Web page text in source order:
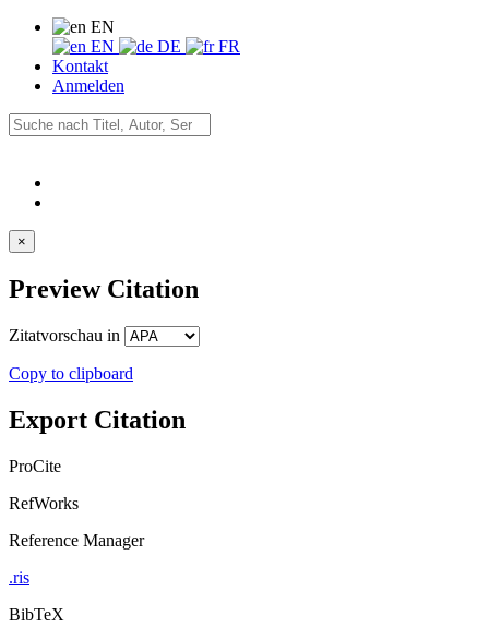
EN
EN
DE
FR
Kontakt
Anmelden
×
Preview Citation
Zitatvorschau in
Copy to clipboard
Export Citation
ProCite
RefWorks
Reference Manager
.ris
BibTeX